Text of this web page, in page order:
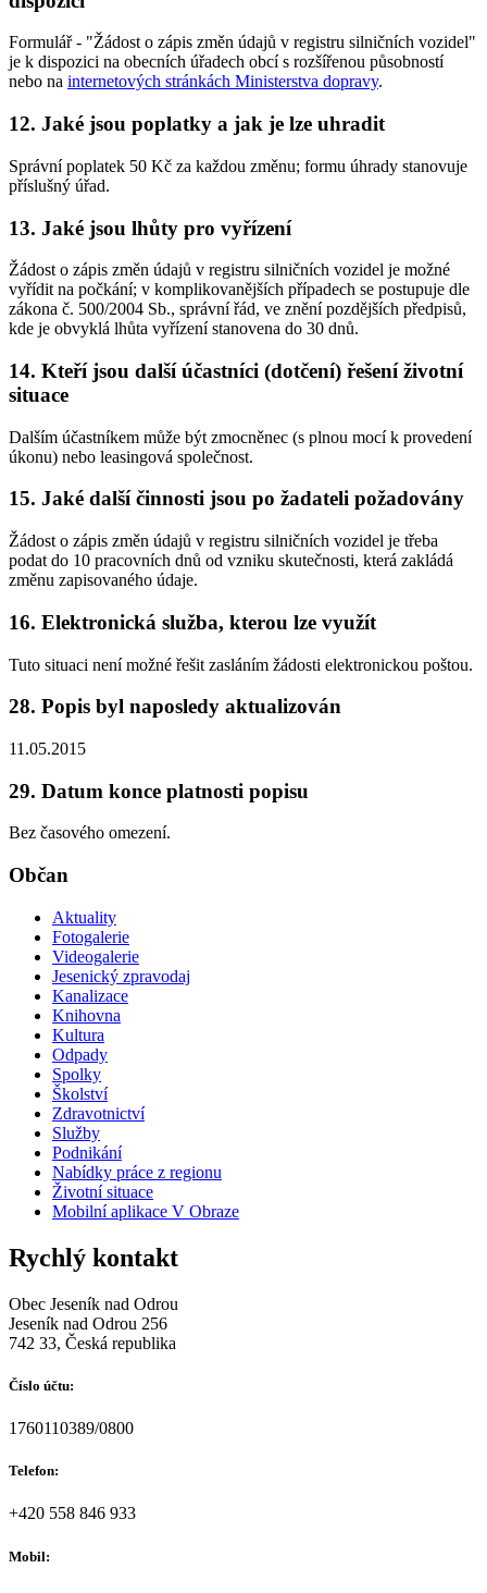
Formulář - "Žádost o zápis změn údajů v registru silničních vozidel"
je k dispozici na obecních úřadech obcí s rozšířenou působností
nebo na internetových stránkách Ministerstva dopravy.
12. Jaké jsou poplatky a jak je lze uhradit
Správní poplatek 50 Kč za každou změnu; formu úhrady stanovuje
příslušný úřad.
13. Jaké jsou lhůty pro vyřízení
Žádost o zápis změn údajů v registru silničních vozidel je možné
vyřídit na počkání; v komplikovanějších případech se postupuje dle
zákona č. 500/2004 Sb., správní řád, ve znění pozdějších předpisů,
kde je obvyklá lhůta vyřízení stanovena do 30 dnů.
14. Kteří jsou další účastníci (dotčení) řešení životní
situace
Dalším účastníkem může být zmocněnec (s plnou mocí k provedení
úkonu) nebo leasingová společnost.
15. Jaké další činnosti jsou po žadateli požadovány
Žádost o zápis změn údajů v registru silničních vozidel je třeba
podat do 10 pracovních dnů od vzniku skutečnosti, která zakládá
změnu zapisovaného údaje.
16. Elektronická služba, kterou lze využít
Tuto situaci není možné řešit zasláním žádosti elektronickou poštou.
28. Popis byl naposledy aktualizován
11.05.2015
29. Datum konce platnosti popisu
Bez časového omezení.
Občan
Aktuality
Fotogalerie
Videogalerie
Jesenický zpravodaj
Kanalizace
Knihovna
Kultura
Odpady
Spolky
Školství
Zdravotnictví
Služby
Podnikání
Nabídky práce z regionu
Životní situace
Mobilní aplikace V Obraze
Rychlý kontakt
Obec Jeseník nad Odrou
Jeseník nad Odrou 256
742 33, Česká republika
Číslo účtu:
1760110389/0800
Telefon:
+420 558 846 933
Mobil: